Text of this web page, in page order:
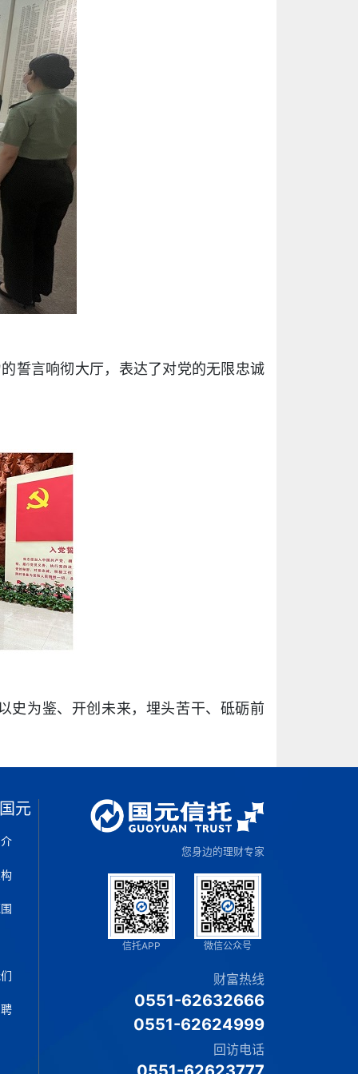
誓言响彻大厅，表达了对党的无限忠诚
史为鉴、开创未来，埋头苦干、砥砺前
元
您身边的理财专家
信托APP 微信公众号
财富热线
0551-62632666
0551-62624999
回访电话